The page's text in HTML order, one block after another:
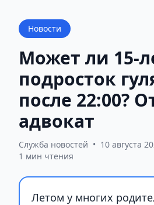
Новости
Может ли 15-
подросток
после 22:00?
адвокат
Служба новостей • 10 августа
1 мин чтения
Летом у многих